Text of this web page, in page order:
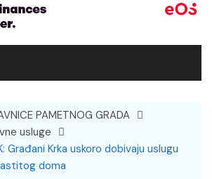
PAMETNOG GRADA
usluge
Građani Krka uskoro dobivaju uslugu
doma